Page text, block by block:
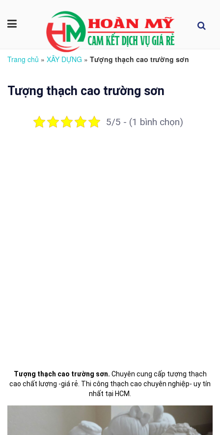
Trang chủ » XÂY DỰNG » Tượng thạch cao trường sơn
Tượng thạch cao trường sơn
5/5 - (1 bình chọn)
Tượng thạch cao trường sơn. Chuyên cung cấp tượng thạch
cao chất lượng -giá rẻ. Thi công thạch cao chuyên nghiệp- uy tín
nhất tại HCM.